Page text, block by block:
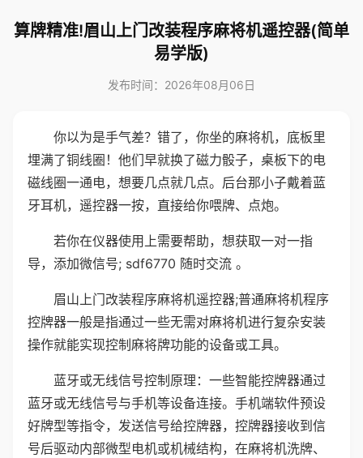
算牌精准!眉山上门改装程序麻将机遥控器(简单
易学版)
发布时间：2026年08月06日
你以为是手气差？错了，你坐的麻将机，底板里
埋满了铜线圈！他们早就换了磁力骰子，桌板下的电
磁线圈一通电，想要几点就几点。后台那小子戴着蓝
牙耳机，遥控器一按，直接给你喂牌、点炮。
若你在仪器使用上需要帮助，想获取一对一指
导，添加微信号; sdf6770 随时交流 。
眉山上门改装程序麻将机遥控器;普通麻将机程序
控牌器一般是指通过一些无需对麻将机进行复杂安装
操作就能实现控制麻将牌功能的设备或工具。
蓝牙或无线信号控制原理：一些智能控牌器通过
蓝牙或无线信号与手机等设备连接。手机端软件预设
好牌型等指令，发送信号给控牌器，控牌器接收到信
号后驱动内部微型电机或机械结构，在麻将机洗牌、